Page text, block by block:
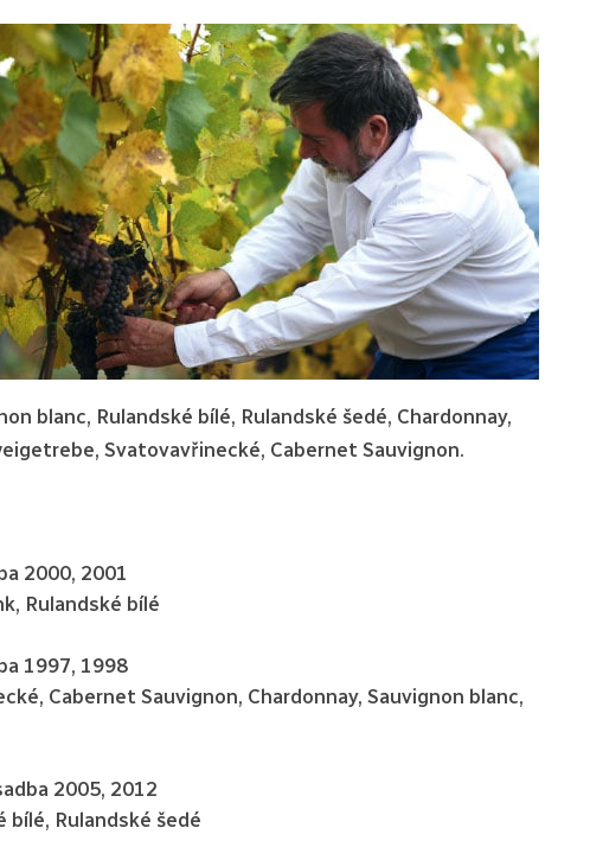
blanc, Rulandské bílé, Rulandské šedé, Chardonnay,
Svatovavřinecké, Cabernet Sauvignon.
2000, 2001
Rulandské bílé
1997, 1998
Cabernet Sauvignon, Chardonnay, Sauvignon blanc,
2005, 2012
bílé, Rulandské šedé